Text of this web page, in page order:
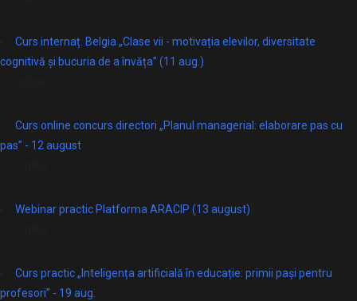
Curs internaț. Belgia „Clase vii - motivația elevilor, diversitate
cognitivă și bucuria de a învăța” (11 aug.)
Curs online concurs directori „Planul managerial: elaborare pas cu
pas” - 12 august
Webinar practic Platforma ARACIP (13 august)
Curs practic „Inteligența artificială în educație: primii pași pentru
profesori” - 19 aug.